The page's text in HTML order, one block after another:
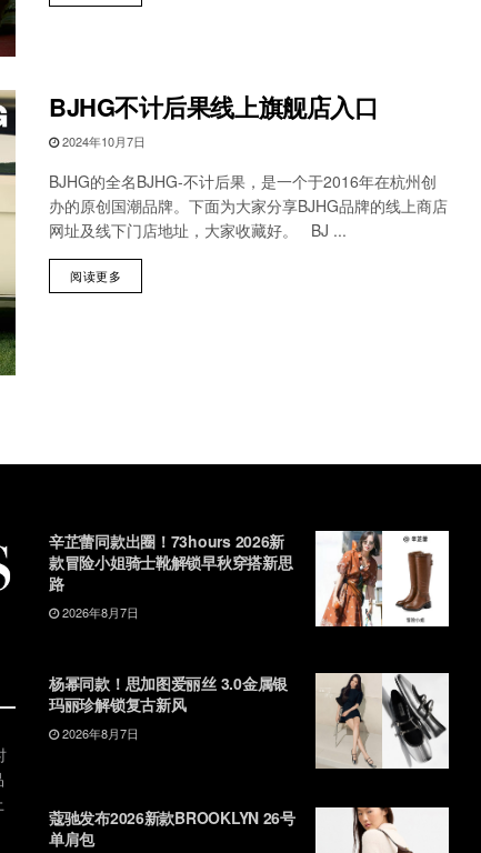
BJHG不计后果线上旗舰店入口
2024年10月7日
BJHG的全名BJHG-不计后果，是一个于2016年在杭州创
办的原创国潮品牌。下面为大家分享‌‌BJHG品牌的线上商店
网址及线下门店地址，大家收藏好。 BJ ...
阅读更多
辛芷蕾同款出圈！73hours 2026新
款冒险小姐骑士靴解锁早秋穿搭新思
路
2026年8月7日
杨幂同款！思加图爱丽丝 3.0金属银
玛丽珍解锁复古新风
2026年8月7日
蔻驰发布2026新款BROOKLYN 26号
单肩包